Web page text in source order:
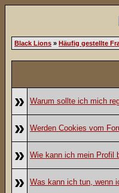
Black Lions » Häufig gestellte
»
Warum sollte ich mich
» Werden Cookies vom
» Wie kann ich mein Profil
» Was kann ich tun, wenn